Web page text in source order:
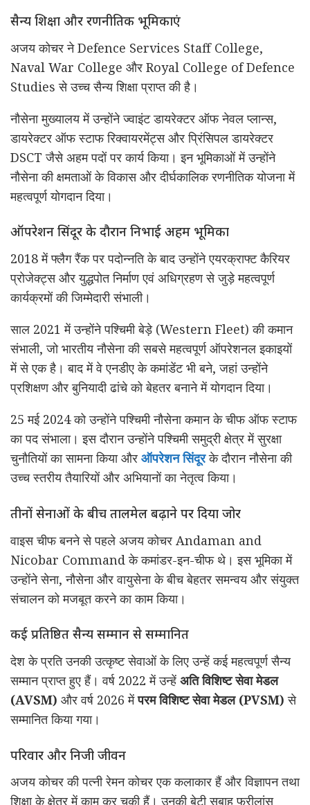
सैन्य शिक्षा और रणनीतिक भूमिकाएं
अजय कोचर नेDefence Services Staff College,
Naval War College और Royal College of Defence
Studies से उच्च सैन्य शिक्षा प्राप्त की है।
नौसेना मुख्यालय में उन्होंने ज्वाइंट डायरेक्टर ऑफ नेवल प्लान्स,
डायरेक्टर ऑफ स्टाफ रिक्वायरमेंट्स और प्रिंसिपल डायरेक्टर
DSCT जैसे अहम पदों पर कार्य किया। इन भूमिकाओं में उन्होंने
नौसेना की क्षमताओं के विकास और दीर्घकालिक रणनीतिक योजना में
महत्वपूर्ण योगदान दिया।
ऑपरेशन सिंदूर के दौरान निभाई अहम भूमिका
2018 में फ्लैग रैंक पर पदोन्नति के बाद उन्होंने एयरक्राफ्ट कैरियर
प्रोजेक्ट्स और युद्धपोत निर्माण एवं अधिग्रहण से जुड़े महत्वपूर्ण
कार्यक्रमों की जिम्मेदारी संभाली।
साल 2021 में उन्होंने पश्चिमी बेड़े (Western Fleet) की कमान
संभाली, जो भारतीय नौसेना की सबसे महत्वपूर्ण ऑपरेशनल इकाइयों
में से एक है। बाद में वे एनडीए के कमांडेंट भी बने, जहां उन्होंने
प्रशिक्षण और बुनियादी ढांचे को बेहतर बनाने में योगदान दिया।
25 मई 2024 को उन्होंने पश्चिमी नौसेना कमान के चीफ ऑफ स्टाफ
का पद संभाला। इस दौरान उन्होंने पश्चिमी समुद्री क्षेत्र में सुरक्षा
चुनौतियों का सामना किया और ऑपरेशन सिंदूरके दौरान नौसेना की
उच्च स्तरीय तैयारियों और अभियानों का नेतृत्व किया।
तीनों सेनाओं के बीच तालमेल बढ़ाने पर दिया जोर
वाइस चीफ बनने से पहले अजय कोचर Andaman and
Nicobar Command के कमांडर-इन-चीफ थे। इस भूमिका में
उन्होंने सेना, नौसेना और वायुसेना के बीच बेहतर समन्वय और संयुक्त
संचालन को मजबूत करने का काम किया।
कई प्रतिष्ठित सैन्य सम्मान से सम्मानित
देश के प्रति उनकी उत्कृष्ट सेवाओं के लिए उन्हें कई महत्वपूर्ण सैन्य
सम्मान प्राप्त हुए हैं। वर्ष 2022 में उन्हें अति विशिष्ट सेवा मेडल
(AVSM) और वर्ष 2026 मेंपरम विशिष्ट सेवा मेडल (PVSM) से
सम्मानित किया गया।
परिवार और निजी जीवन
अजय कोचर की पत्नी रेमन कोचर एक कलाकार हैं और विज्ञापन तथा
शिक्षा के क्षेत्र में काम कर चुकी हैं। उनकी बेटी सबाह फ्रीलांस